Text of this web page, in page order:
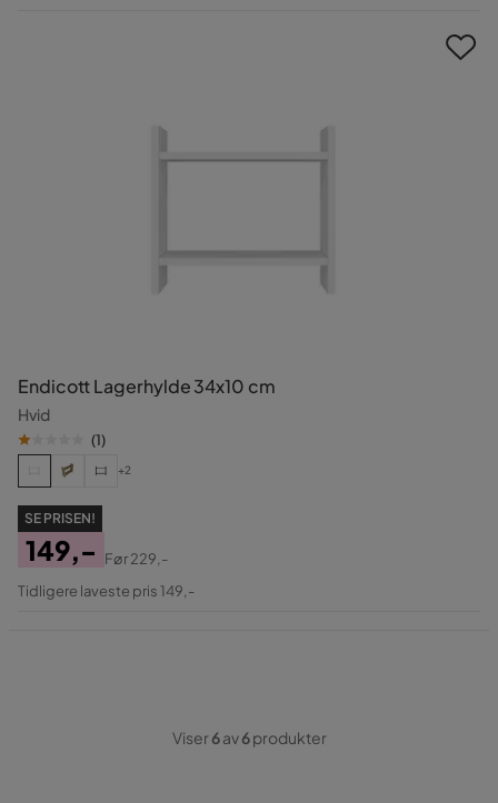
Endicott Lagerhylde 34x10 cm
Hvid
(1)
+2
SE PRISEN!
Pris
149,-
Original
Før229,-
Tidligere laveste pris 149,-
Viser6av6produkter